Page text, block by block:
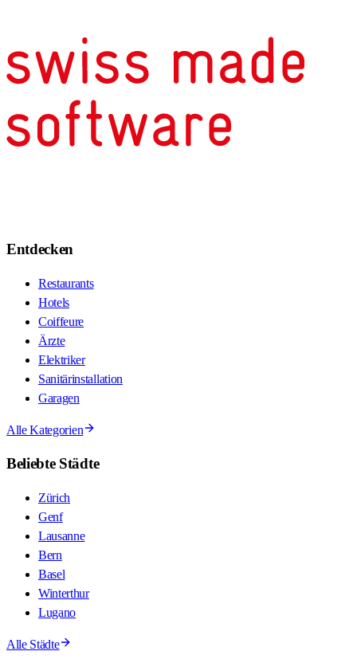
Entdecken
Restaurants
Hotels
Coiffeure
Ärzte
Elektriker
Sanitärinstallation
Garagen
Alle Kategorien
Beliebte Städte
Zürich
Genf
Lausanne
Bern
Basel
Winterthur
Lugano
Alle Städte